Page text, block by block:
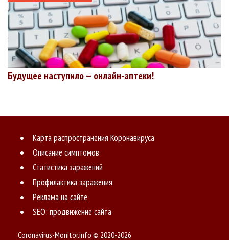
Будущее наступило — онлайн-аптеки!
Карта распространения Коронавируса
Описание симптомов
Статистика заражений
Профилактика заражения
Реклама на сайте
SEO: продвижение сайта
Coronavirus-Monitor.info © 2020-2026